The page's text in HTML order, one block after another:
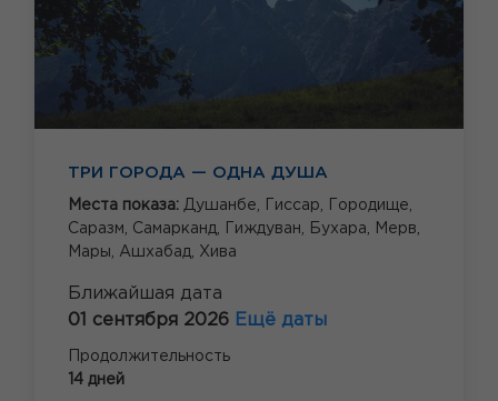
ТРИ ГОРОДА — ОДНА ДУША
Места показа: Душанбе, Гиссар,
Городище,
Саразм, Самарканд, Гиждуван, Бухара,
Мерв,
Мары, Ашхабад, Хива
Ближайшая дата
01 сентября 2026 Ещё даты
Продолжительность
14 дней